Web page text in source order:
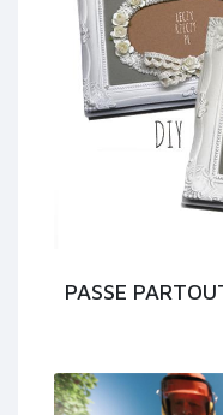
PASSE